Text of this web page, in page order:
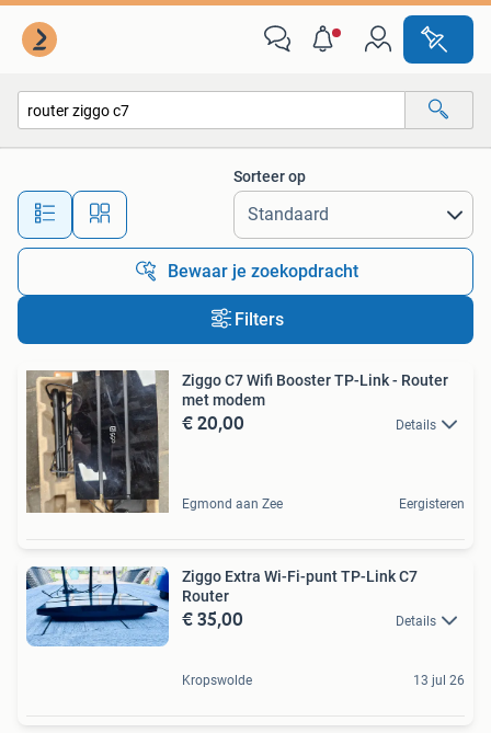
Alle afstanden…
Sorteer op
Bewaar je zoekopdracht
Filters
Ziggo C7 Wifi Booster TP-Link - Router
met modem
€ 20,00 Details
Egmond aan Zee Eergisteren
Ziggo Extra Wi-Fi-punt TP-Link C7
Router
€ 35,00 Details
Kropswolde 13 jul 26